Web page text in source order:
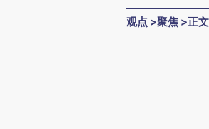
观点 >聚焦 >正文